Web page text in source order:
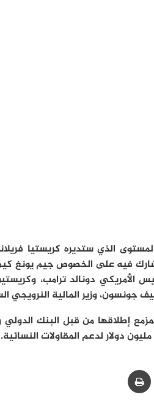
الذي ستديره كريستيا
سيشارك فيه على الخصوص جيم يونغ
الأمريكي دونالد ترامب،
جونسون، وزير المالية النرويجي
إطلاقها من قبل البنك الدولي